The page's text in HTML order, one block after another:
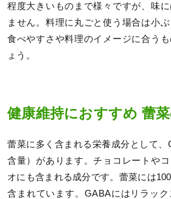
程度大きいものまで様々ですが、味
ません。料理に丸ごと使う場合は小
食べやすさや料理のイメージに合う
ょう。
健康維持におすすめ 蕾
蕾菜に多く含まれる栄養成分として
含量）があります。チョコレートや
オにも含まれる成分です。蕾菜には
含まれています。GABAにはリラッ